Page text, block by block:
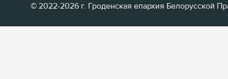
© 2022-2026 г. Гроденская епархия Белорусской